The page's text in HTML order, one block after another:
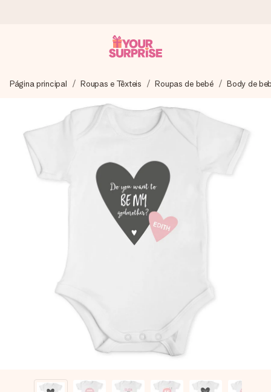
Preparamos o teu presente com toda a atenção e
hora certa, quando mais importa.
4,7 (com base em +15.000 avaliações)
Os nossos presentes inspiram. Os clientes avaliam-nos
com 4,7 no Google Reviews.
Cartão com mensagem grátis
Cria algo único em apenas alguns passos - com o nome
dela, uma foto ou uma mensagem que realmente toca o
coração. Sem complicações, apenas todo o amor num
momento especial.
Página principal Roupas e Têxteis Roupas de bebé Body de